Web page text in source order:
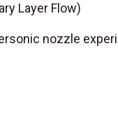
Layer Flow)
nozzle